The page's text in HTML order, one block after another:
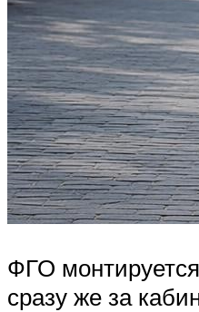
ФГО
сразу же за